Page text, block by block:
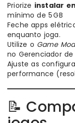
Priorize instalar
mínimo de 5 GB
Feche apps
enquanto joga.
Utilize o Game
no Gerenciador
Ajuste as
performance
📝